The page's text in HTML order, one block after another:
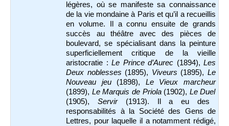
légères, où se manifeste sa connaissance
de la vie mondaine à Paris et qu’il a recueillis
en volume. Il a connu ensuite de grands
succès au théâtre avec des pièces de
boulevard, se spécialisant dans la peinture
superficiellement critique de la vieille
aristocratie : Le Prince d’Aurec (1894), Les
Deux noblesses (1895), Viveurs (1895),Le
Nouveau jeu(1898), Le Vieux marcheur
(1899), Le Marquis de Priola(1902), Le Duel
(1905), Servir(1913). Il a eu des
responsabilités à la Société des Gens de
Lettres, pour laquelle il a notamment rédigé,